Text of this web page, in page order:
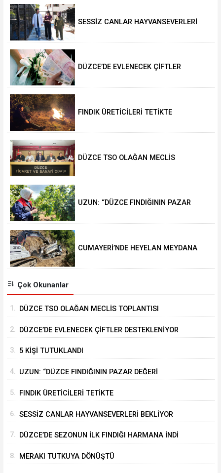
SESSİZ CANLAR HAYVANSEVERLERİ
DÜZCE’DE EVLENECEK ÇİFTLER
FINDIK ÜRETİCİLERİ TETİKTE
DÜZCE TSO OLAĞAN MECLİS
UZUN: “DÜZCE FINDIĞININ PAZAR
CUMAYERİ’NDE HEYELAN MEYDANA
Çok Okunanlar
1. DÜZCE TSO OLAĞAN MECLİS TOPLANTISI
2. DÜZCE’DE EVLENECEK ÇİFTLER DESTEKLENİYOR
3. 5 KİŞİ TUTUKLANDI
4. UZUN: “DÜZCE FINDIĞININ PAZAR DEĞERİ
5. FINDIK ÜRETİCİLERİ TETİKTE
6. SESSİZ CANLAR HAYVANSEVERLERİ BEKLİYOR
7. DÜZCE’DE SEZONUN İLK FINDIĞI HARMANA İNDİ
8. MERAKI TUTKUYA DÖNÜŞTÜ